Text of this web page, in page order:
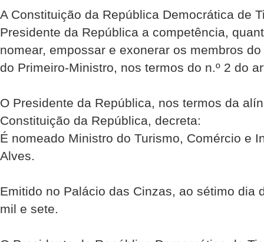
A Constituição da República Democrática de
Presidente da República a competência,
nomear, empossar e exonerar os membros
do Primeiro-Ministro, nos termos do n.º 2 do
O Presidente da República, nos termos da
Constituição da República, decreta:
É nomeado Ministro do Turismo, Comércio e
Alves.
Emitido no Palácio das Cinzas, ao sétimo dia
mil e sete.